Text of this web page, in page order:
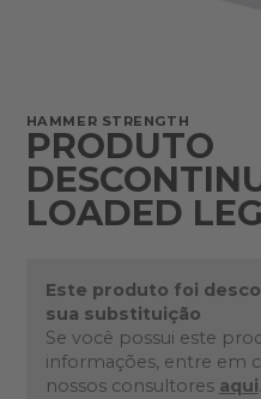
HAMMER STRENGTH
PRODUTO
LOADED
Este produto foi
sua substituição
Se você possui este
informações, entre em
nossos consultores aqui.